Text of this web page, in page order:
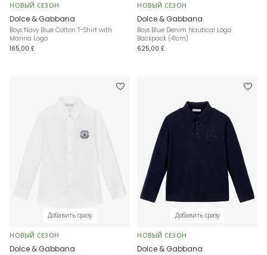
НОВЫЙ СЕЗОН
Dolce & Gabbana
Boys Navy Blue Cotton T-Shirt with
Marina Logo
165,00 £
НОВЫЙ СЕЗОН
Dolce & Gabbana
Boys Blue Denim Nautical Logo
Backpack (41cm)
625,00 £
Добавить сразу
НОВЫЙ СЕЗОН
Dolce & Gabbana
Добавить сразу
НОВЫЙ СЕЗОН
Dolce & Gabbana